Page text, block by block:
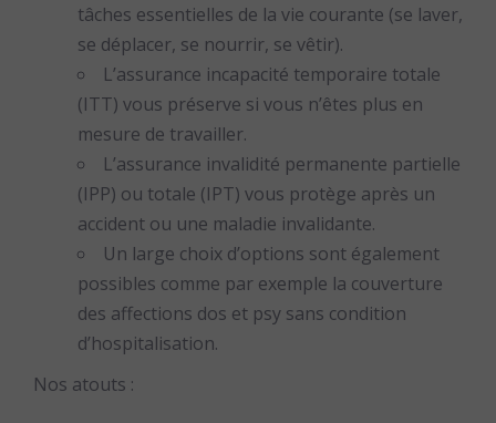
tâches essentielles de la vie courante (se laver,
se déplacer, se nourrir, se vêtir).
L’assurance incapacité temporaire totale
(ITT) vous préserve si vous n’êtes plus en
mesure de travailler.
L’assurance invalidité permanente partielle
(IPP) ou totale (IPT) vous protège après un
accident ou une maladie invalidante.
Un large choix d’options sont également
possibles comme par exemple la couverture
des affections dos et psy sans condition
d’hospitalisation.
Nos atouts :